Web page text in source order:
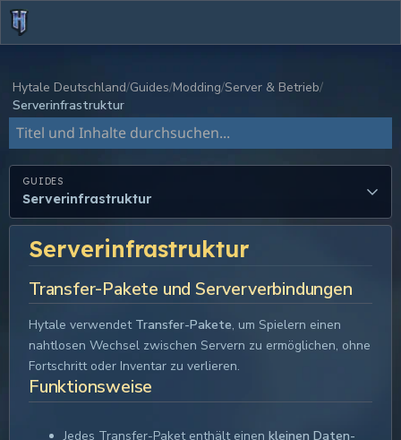
Hytale Deutschland Guides Modding Server & Betrieb
Serverinfrastruktur
Dokumentation durchsuchen
GUIDES
Serverinfrastruktur
Serverinfrastruktur
Transfer-Pakete und Serververbindungen
Hytale verwendet Transfer-Pakete, um Spielern einen
nahtlosen Wechsel zwischen Servern zu ermöglichen, ohne
Fortschritt oder Inventar zu verlieren.
Funktionsweise
Jedes Transfer-Paket enthält einen kleinen Daten-